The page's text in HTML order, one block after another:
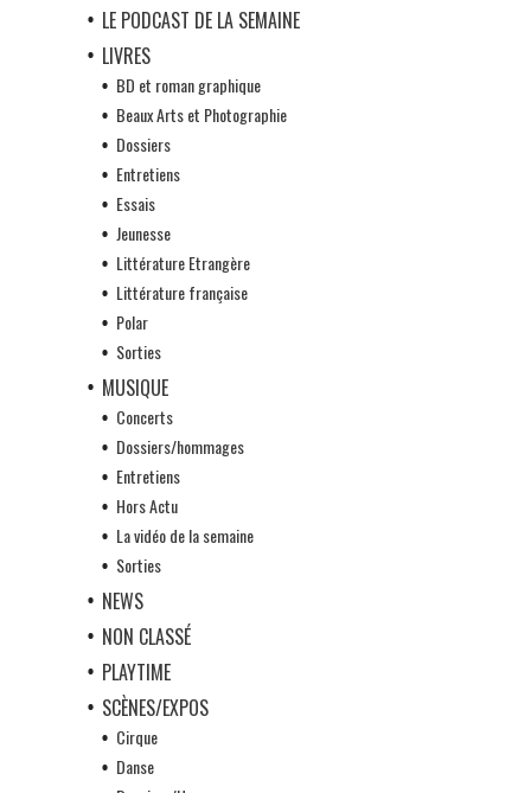
LE PODCAST DE LA SEMAINE
LIVRES
BD et roman graphique
Beaux Arts et Photographie
Dossiers
Entretiens
Essais
Jeunesse
Littérature Etrangère
Littérature française
Polar
Sorties
MUSIQUE
Concerts
Dossiers/hommages
Entretiens
Hors Actu
La vidéo de la semaine
Sorties
NEWS
NON CLASSÉ
PLAYTIME
SCÈNES/EXPOS
Cirque
Danse